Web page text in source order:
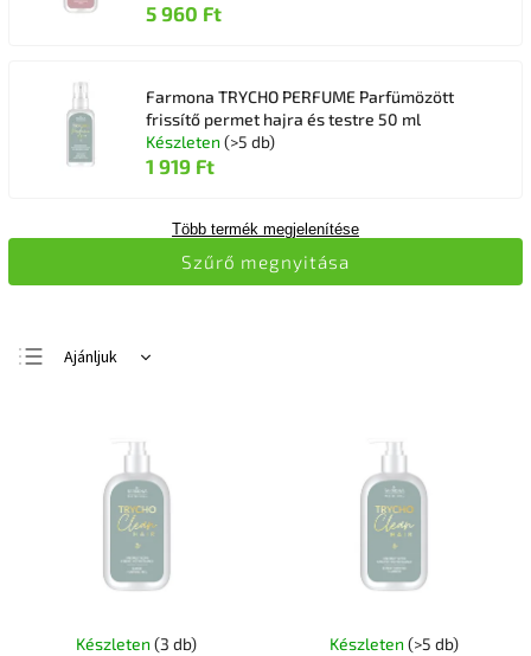
5 960 Ft
Farmona TRYCHO PERFUME Parfümözött
frissítő permet hajra és testre 50 ml
Készleten (>5 db)
1 919 Ft
Több termék megjelenítése
Ajánljuk
Legnépszerűbb
termékek
ABC szerint
Szűrő megnyitása
Készleten(3 db) Készleten (>5 db)